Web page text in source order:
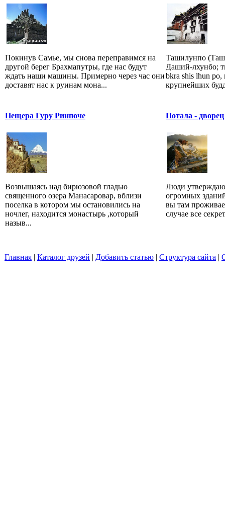
Покинув Самье, мы снова переправимся на
другой берег Брахмапутры, где нас будут
ждать наши машины. Примерно через час они
доставят нас к руинам мона...
Ташилунпо
Даший-лхунбо;
bkra shis lhun
крупнейших
Пещера Гуру Ринпоче
Возвышаясь над бирюзовой гладью
священного озера Манасаровар, вблизи
поселка в котором мы остановились на
ночлег, находится монастырь ,который
назыв...
Потала -
Люди
огромных
вы там
случае все
Главная | Каталог друзей | Добавить статью | Структура сайта |